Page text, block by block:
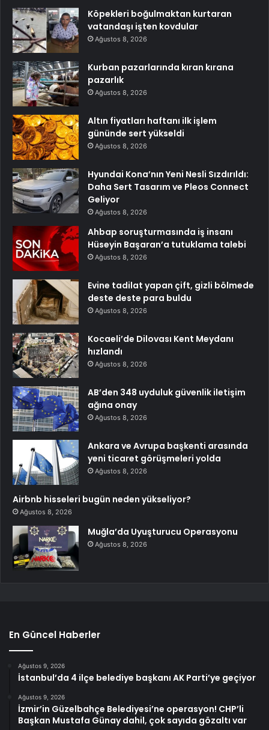
Köpekleri boğulmaktan kurtaran
vatandaşı işten kovdular
Ağustos 8, 2026
Kurban pazarlarında kıran kırana
pazarlık
Ağustos 8, 2026
Altın fiyatları haftanı ilk işlem
gününde sert yükseldi
Ağustos 8, 2026
Hyundai Kona’nın Yeni Nesli Sızdırıldı:
Daha Sert Tasarım ve Pleos Connect
Geliyor
Ağustos 8, 2026
Ahbap soruşturmasında iş insanı
Hüseyin Başaran’a tutuklama talebi
Ağustos 8, 2026
Evine tadilat yapan çift, gizli bölmede
deste deste para buldu
Ağustos 8, 2026
Kocaeli’de Dilovası Kent Meydanı
hızlandı
Ağustos 8, 2026
AB’den 348 uyduluk güvenlik iletişim
ağına onay
Ağustos 8, 2026
Ankara ve Avrupa başkenti arasında
yeni ticaret görüşmeleri yolda
Ağustos 8, 2026
Airbnb hisseleri bugün neden yükseliyor?
Ağustos 8, 2026
Muğla’da Uyuşturucu Operasyonu
Ağustos 8, 2026
En Güncel Haberler
Ağustos 9, 2026
İstanbul’da 4 ilçe belediye başkanı AK Parti’ye geçiyor
Ağustos 9, 2026
İzmir’in Güzelbahçe Belediyesi’ne operasyon! CHP’li
Başkan Mustafa Günay dahil, çok sayıda gözaltı var